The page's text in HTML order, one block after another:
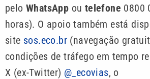
pelo WhatsApp ou telefone 0800
horas). O apoio também está
site sos.eco.br (navegação
condições de tráfego em tempo
X (ex-Twitter) @_ecovias, o